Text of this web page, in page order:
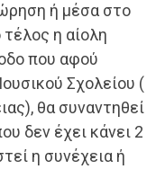
ή μέσα στο
η αίολη
που αφού
Σχολείου (
θα συναντηθεί
δεν έχει κάνει 2
η συνέχεια ή